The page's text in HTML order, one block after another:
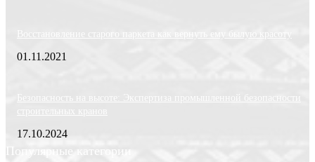
Восстановление старого паркета как вернуть ему былую красоту
01.11.2021
Безопасность на высоте: Экспертиза промышленной безопасности
строительных кранов
17.10.2024
Популярные категории